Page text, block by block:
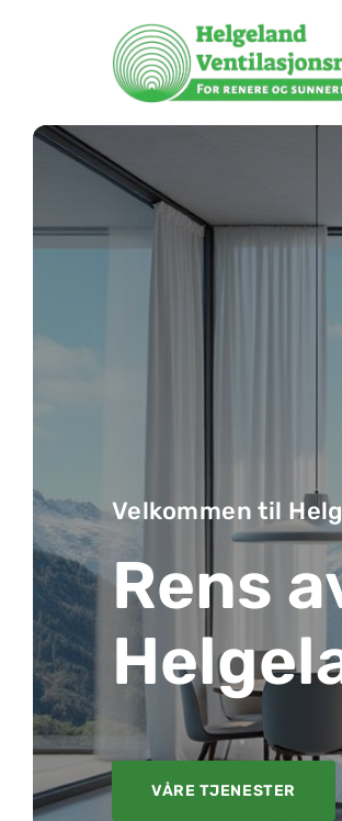
Velkommen til
Rens
VÅRE TJENESTER